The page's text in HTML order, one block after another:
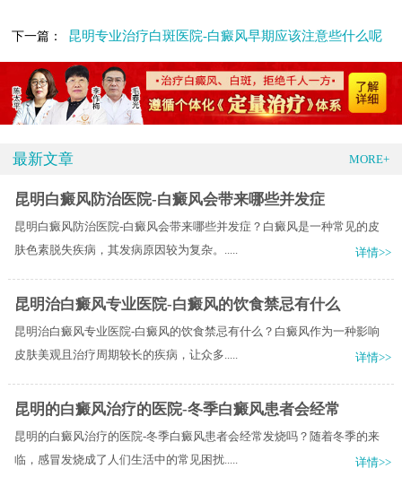
下一篇： 昆明专业治疗白斑医院-白癜风早期应该注意些什么呢
最新文章 MORE+
昆明白癜风防治医院-白癜风会带来哪些并发症
昆明白癜风防治医院-白癜风会带来哪些并发症？白癜风是一种常见的皮
肤色素脱失疾病，其发病原因较为复杂。.....
详情>>
昆明治白癜风专业医院-白癜风的饮食禁忌有什么
昆明治白癜风专业医院-白癜风的饮食禁忌有什么？白癜风作为一种影响
皮肤美观且治疗周期较长的疾病，让众多.....
详情>>
昆明的白癜风治疗的医院-冬季白癜风患者会经常
昆明的白癜风治疗的医院-冬季白癜风患者会经常发烧吗？随着冬季的来
临，感冒发烧成了人们生活中的常见困扰.....
详情>>